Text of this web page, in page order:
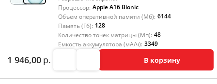
Процессор: Apple A16 Bionic
Объем оперативной памяти (Мб): 6144
Память (Гб): 128
Количество точек матрицы (Мп): 48
Емкость аккумулятора (мА/ч): 3349
1 946,00 р. В корзину